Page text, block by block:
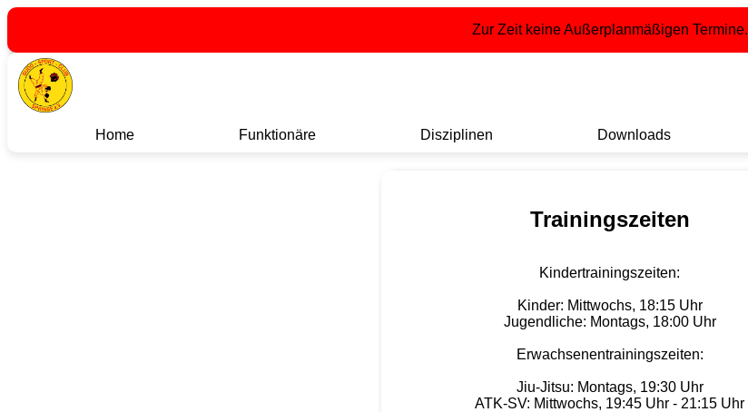
Zur Zeit keine Außerplanmäßigen Termine.
Home Funktionäre Disziplinen Downloads
Trainingszeiten
Kindertrainingszeiten:
Kinder: Mittwochs, 18:15 Uhr
Jugendliche: Montags, 18:00 Uhr
Erwachsenentrainingszeiten:
Jiu-Jitsu: Montags, 19:30 Uhr
ATK-SV: Mittwochs, 19:45 Uhr - 21:15 Uhr